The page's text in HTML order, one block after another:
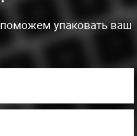
упаковать ваш